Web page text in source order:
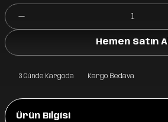
Hemen Satın Al
3 Günde Kargoda Kargo Bedava
Ürün Bilgisi